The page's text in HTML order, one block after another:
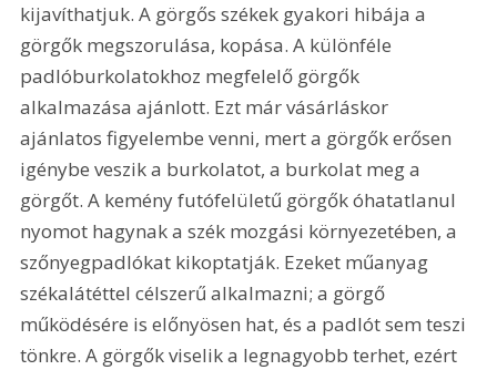
kijavíthatjuk. A görgős székek gyakori hibája a
görgők megszorulása, kopása. A különféle
padlóburkolatokhoz megfelelő görgők
alkalmazása ajánlott. Ezt már vásárláskor
ajánlatos figyelembe venni, mert a görgők erősen
igénybe veszik a burkolatot, a burkolat meg a
görgőt. A kemény futófelületű görgők óhatatlanul
nyomot hagynak a szék mozgási környezetében, a
szőnyegpadlókat kikoptatják. Ezeket műanyag
székalátéttel célszerű alkalmazni; a görgő
működésére is előnyösen hat, és a padlót sem teszi
tönkre. A görgők viselik a legnagyobb terhet, ezért